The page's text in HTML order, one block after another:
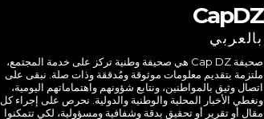
CapDZ
بالعربي
صحيفة Cap DZ هي صحيفة وطنية تركز على خدمة المجتمع،
ملتزمة بتقديم معلومات موثوقة ومُدققة وذات صلة. نبقى على
اتصال وثيق بالمواطنين، ونتابع شؤونهم واهتماماتهم اليومية،
ونغطي الأخبار المحلية والوطنية والدولية. نحرص على إجراء كل
مقال أو تقرير أو تحقيق بدقة وشفافية ومسؤولية، لكي تتمكنوا